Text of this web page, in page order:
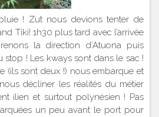
! Zut nous devions tenter de
Tiki! 1h30 plus tard avec l’arrivée
la direction d’Atuona puis
stop ! Les kways sont dans le sac !
(ils sont deux !) nous embarque et
décliner les réalités du métier
ilien et surtout polynésien ! Pas
un peu avant le port pour